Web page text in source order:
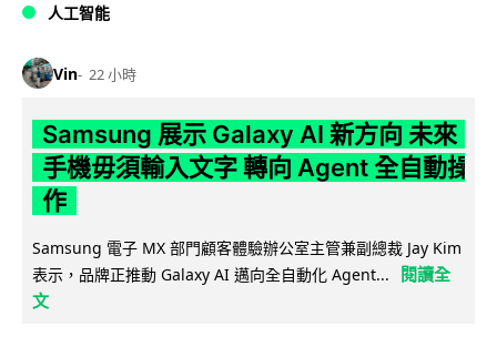
人工智能
Vin 22 小時
Samsung 展示 Galaxy AI 新方向 未來
手機毋須輸入文字 轉向 Agent 全自動操
作
Samsung 電子 MX 部門顧客體驗辦公室主管兼副總裁 Jay Kim
表示，品牌正推動 Galaxy AI 邁向全自動化 Agent...
閱讀全
文